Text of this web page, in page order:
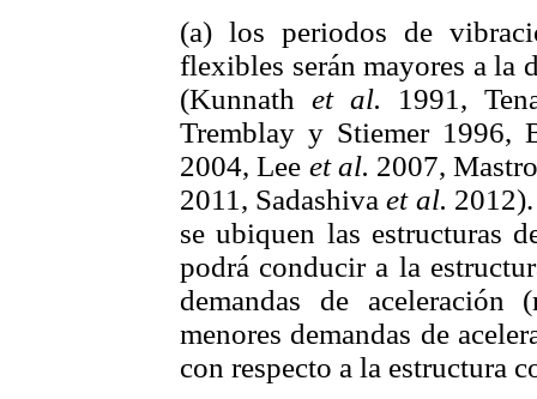
(a) los periodos de
flexibles serán mayores a la
(Kunnath et al. 1991,
Tremblay y Stiemer 1996,
2004, Lee et al. 2007,
2011, Sadashivaet al.
se ubiquen las estructuras
podrá conducir a la
demandas de aceleración
menores demandas de
con respecto a la estructura